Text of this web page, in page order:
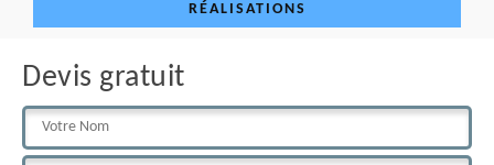
RÉALISATIONS
Devis gratuit